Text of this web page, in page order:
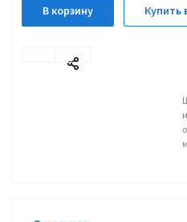
В корзину Купить